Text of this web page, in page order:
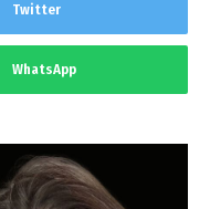
Twitter
WhatsApp